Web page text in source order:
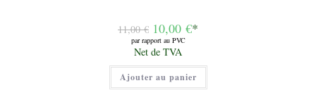
11,00€ Le
prix
initial
était :
11,00 €.
10,00 €*
par rapport au PVC
Le
prix
actuel
est :
10,00 €.
Net de TVA
Ajouter au panier